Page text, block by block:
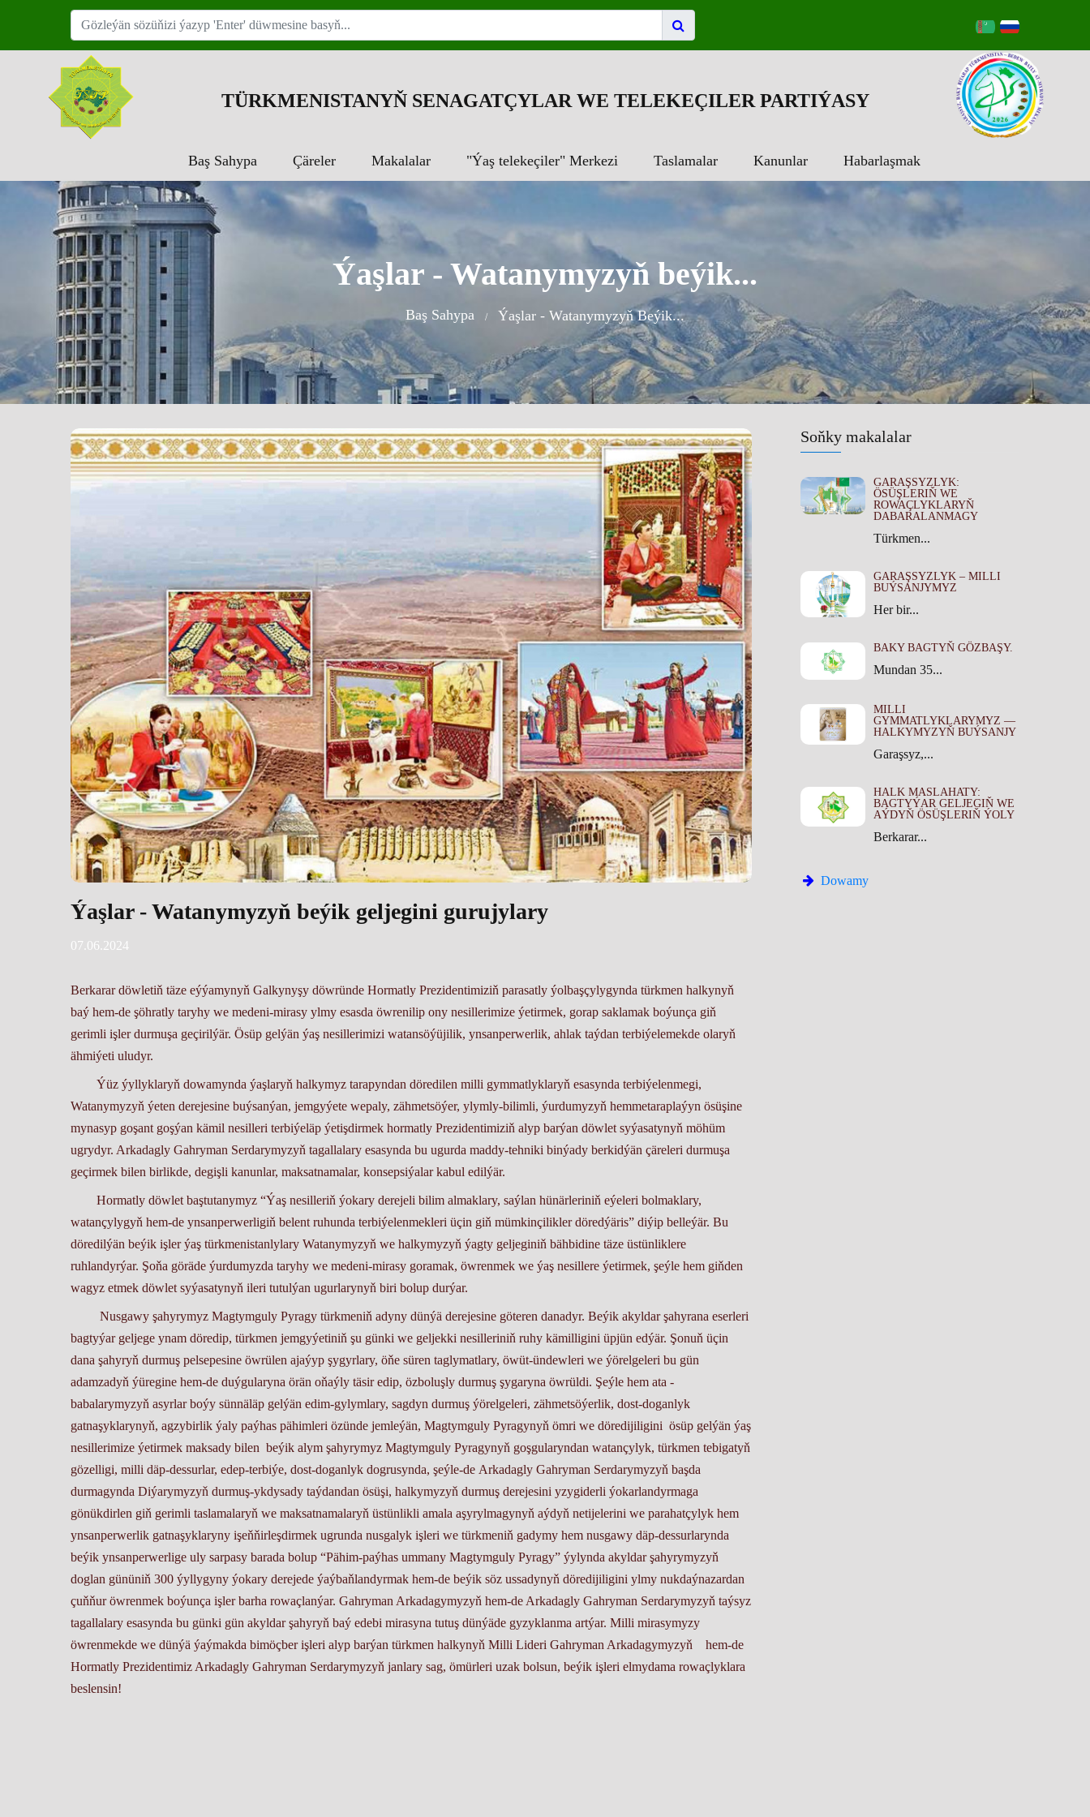
TÜRKMENISTANYŇ SENAGATÇYLAR WE TELEKEÇILER PARTIÝASY
Baş Sahypa Çäreler Makalalar "Ýaş telekeçiler" Merkezi Taslamalar Kanunlar Habarlaşmak
Ýaşlar - Watanymyzyň beýik...
Baş Sahypa Ýaşlar - Watanymyzyň Beýik...
Soňky makalalar
GARAŞSYZLYK:
ÖSÜŞLERIŇ WE
ROWAÇLYKLARYŇ
DABARALANMAGY
Türkmen...
GARAŞSYZLYK – MILLI
BUÝSANJYMYZ
Her bir...
BAKY BAGTYŇ GÖZBAŞY.
Mundan 35...
MILLI
GYMMATLYKLARYMYZ —
HALKYMYZYŇ BUÝSANJY
Garaşsyz,...
HALK MASLAHATY:
BAGTYÝAR GELJEGIŇ WE
AÝDYŇ ÖSÜŞLERIŇ ÝOLY
Berkarar...
Dowamy
Ýaşlar - Watanymyzyň beýik geljegini gurujylary
07.06.2024
Berkarar döwletiň täze eýýamynyň Galkynyşy döwründe Hormatly Prezidentimiziň parasatly ýolbaşçylygynda türkmen halkynyň
baý hem-de şöhratly taryhy we medeni-mirasy ylmy esasda öwrenilip ony nesillerimize ýetirmek, gorap saklamak boýunça giň
gerimli işler durmuşa geçirilýär. Ösüp gelýän ýaş nesillerimizi watansöýüjilik, ynsanperwerlik, ahlak taýdan terbiýelemekde olaryň
ähmiýeti uludyr.
Ýüz ýyllyklaryň dowamynda ýaşlaryň halkymyz tarapyndan döredilen milli gymmatlyklaryň esasynda terbiýelenmegi,
Watanymyzyň ýeten derejesine buýsanýan, jemgyýete wepaly, zähmetsöýer, ylymly-bilimli, ýurdumyzyň hemmetaraplaýyn ösüşine
mynasyp goşant goşýan kämil nesilleri terbiýeläp ýetişdirmek hormatly Prezidentimiziň alyp barýan döwlet syýasatynyň möhüm
ugrydyr. Arkadagly Gahryman Serdarymyzyň tagallalary esasynda bu ugurda maddy-tehniki binýady berkidýän çäreleri durmuşa
geçirmek bilen birlikde, degişli kanunlar, maksatnamalar, konsepsiýalar kabul edilýär.
Hormatly döwlet baştutanymyz “Ýaş nesilleriň ýokary derejeli bilim almaklary, saýlan hünärleriniň eýeleri bolmaklary,
watançylygyň hem-de ynsanperwerligiň belent ruhunda terbiýelenmekleri üçin giň mümkinçilikler döredýäris” diýip belleýär. Bu
döredilýän beýik işler ýaş türkmenistanlylary Watanymyzyň we halkymyzyň ýagty geljeginiň bähbidine täze üstünliklere
ruhlandyrýar. Şoňa göräde ýurdumyzda taryhy we medeni-mirasy goramak, öwrenmek we ýaş nesillere ýetirmek, şeýle hem giňden
wagyz etmek döwlet syýasatynyň ileri tutulýan ugurlarynyň biri bolup durýar.
Nusgawy şahyrymyz Magtymguly Pyragy türkmeniň adyny dünýä derejesine göteren danadyr. Beýik akyldar şahyrana eserleri
bagtyýar geljege ynam döredip, türkmen jemgyýetiniň şu günki we geljekki nesilleriniň ruhy kämilligini üpjün edýär. Şonuň üçin
dana şahyryň durmuş pelsepesine öwrülen ajaýyp şygyrlary, öňe süren taglymatlary, öwüt-ündewleri we ýörelgeleri bu gün
adamzadyň ýüregine hem-de duýgularyna örän oňaýly täsir edip, özboluşly durmuş şygaryna öwrüldi. Şeýle hem ata -
babalarymyzyň asyrlar boýy sünnäläp gelýän edim-gylymlary, sagdyn durmuş ýörelgeleri, zähmetsöýerlik, dost-doganlyk
gatnaşyklarynyň, agzybirlik ýaly paýhas pähimleri özünde jemleýän, Magtymguly Pyragynyň ömri we döredijiligini ösüp gelýän ýaş
nesillerimize ýetirmek maksady bilen beýik alym şahyrymyz Magtymguly Pyragynyň goşgularyndan watançylyk, türkmen tebigatyň
gözelligi, milli däp-dessurlar, edep-terbiýe, dost-doganlyk dogrusynda, şeýle-de Arkadagly Gahryman Serdarymyzyň başda
durmagynda Diýarymyzyň durmuş-ykdysady taýdandan ösüşi, halkymyzyň durmuş derejesini yzygiderli ýokarlandyrmaga
gönükdirlen giň gerimli taslamalaryň we maksatnamalaryň üstünlikli amala aşyrylmagynyň aýdyň netijelerini we parahatçylyk hem
ynsanperwerlik gatnaşyklaryny işeňňirleşdirmek ugrunda nusgalyk işleri we türkmeniň gadymy hem nusgawy däp-dessurlarynda
beýik ynsanperwerlige uly sarpasy barada bolup “Pähim-paýhas ummany Magtymguly Pyragy” ýylynda akyldar şahyrymyzyň
doglan gününiň 300 ýyllygyny ýokary derejede ýaýbaňlandyrmak hem-de beýik söz ussadynyň döredijiligini ylmy nukdaýnazardan
çuňňur öwrenmek boýunça işler barha rowaçlanýar. Gahryman Arkadagymyzyň hem-de Arkadagly Gahryman Serdarymyzyň taýsyz
tagallalary esasynda bu günki gün akyldar şahyryň baý edebi mirasyna tutuş dünýäde gyzyklanma artýar. Milli mirasymyzy
öwrenmekde we dünýä ýaýmakda bimöçber işleri alyp barýan türkmen halkynyň Milli Lideri Gahryman Arkadagymyzyň hem-de
Hormatly Prezidentimiz Arkadagly Gahryman Serdarymyzyň janlary sag, ömürleri uzak bolsun, beýik işleri elmydama rowaçlyklara
beslensin!